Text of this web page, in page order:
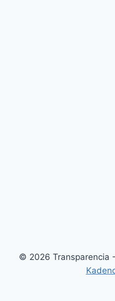
© 2026 Transparencia